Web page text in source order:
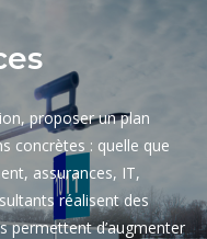
proposer un plan
concrètes : quelle que
assurances, IT,
réalisent des
permettent d’augmenter